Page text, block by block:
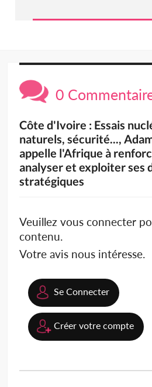
0
Côte d'Ivoire : Essais
naturels, sécurité...,
appelle l'Afrique à
analyser et exploiter ses
stratégiques
Veuillez vous connecter
contenu.
Votre avis nous intéresse.
Se Connecter
Créer votre compte